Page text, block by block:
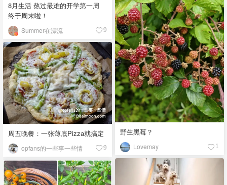
8月生活 熬过最难的开学第一周
终于周末啦！
Summer在漂流 9
野生黑莓？
Lovemay 1
周五晚餐：一张薄底Pizza就搞定
opfans的一些事一些情 9